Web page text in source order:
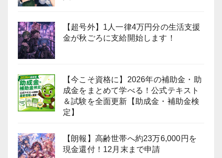
【超号外】1人一律4万円分の生活支援
金が秋ごろに支給開始します！
【今こそ資格に】2026年の補助金・助
成金をまとめて学べる！公式テキスト
＆試験を全面更新【助成金・補助金検
定】
【朗報】高齢世帯へ約23万6,000円を
現金還付！12月末まで申請